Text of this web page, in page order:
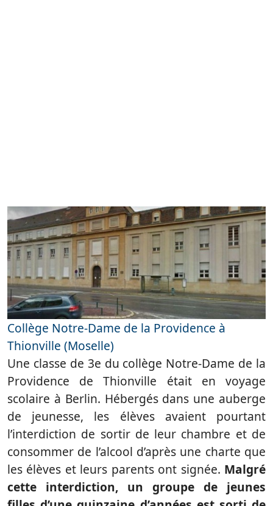
Collège Notre-Dame de la Providence à
Thionville (Moselle)
Une classe de 3e du collège Notre-Dame de la
Providence de Thionville était en voyage
scolaire à Berlin. Hébergés dans une auberge
de jeunesse, les élèves avaient pourtant
l’interdiction de sortir de leur chambre et de
consommer de l’alcool d’après une charte que
les élèves et leurs parents ont signée. Malgré
cette interdiction, un groupe de jeunes